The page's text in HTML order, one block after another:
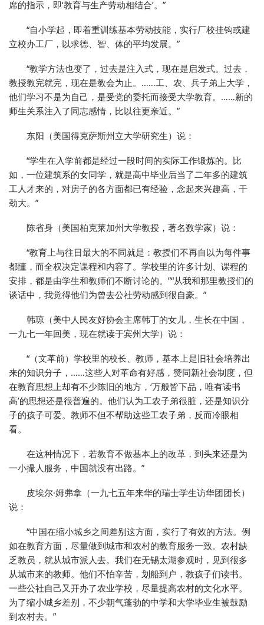
席的指示，即‘教育与生产劳动相结合’。”
“自小学起，即着重训练基本劳动技能，实行厂校挂钩或建
立校办工厂，以求德、智、体的平均发展。”
“教学方法也变了，过去是注入式，现在是启发式。过去，
教授教完就完，现在是教会为止。……工、农、兵子弟上大学，
他们学习不是为自己，是受党的委托而接受大学教育。……新的
师生关系注入了同志感情，比以往更亲近。”
东阳（美国得克萨斯州立大学研究生）说：
“学生在入学前都是经过一段时间的实际工作锻炼的。比
如，一位建筑系的女同学，就是高中毕业后当了二年多的建筑
工人才来的，对房子的各方面都已有经验，念起来兴趣高，干
劲大。”
陈省身（美国柏克莱加州大学教授，著名数学家）说：
“教育上与往日最大的不同就是：教授们不再自以为每件事
都懂，而全权决定课程和内容了。学校里的许多计划、课程的
安排，都是由学生和教师们不断讨论的。”“从我和那里教授们的
谈话中，我觉得他们为曾去公社劳动感到很自豪。”
韩琼（美中人民友好协会主席韩丁的女儿，生长在中国，
一九七一年回美，现在就读于宾州大学）说：
“（文革前）学校里的校长、教师，基本上是旧社会培养出
来的知识分子，……这些人对革命有好感，赞同新社会制度，但
在教育思想上却有不少陈旧的地方，‘万般皆下品，唯有读书
高’的思想还是很普遍的。他们认为工农子弟很脏，还是知识分
子的孩子可爱。教师不但不帮助这些工农子弟，反而冷眼相
看。
在这种情况下，若教育不做基本上的改革，到头来还是为
一小撮人服务，中国就没有出路。”
皮埃尔·姆弗拿（一九七五年来华的瑞士学生访华团团长）
说：
“中国在缩小城乡之间差别这方面，实行了有效的方法。例
如在教育方面，尽量做到城市和农村的教育服务一致。农村缺
乏教员，就从城市派人去。我们在无锡太湖参观时，见到很多
从城市来的教师。他们不怕辛苦，划船到户，教孩子们读书。
一些公社自己又开办了农业学校，尽量提高农村的文化水平。
为了缩小城乡差别，不少朝气蓬勃的中学和大学毕业生被鼓励
到农村去。”